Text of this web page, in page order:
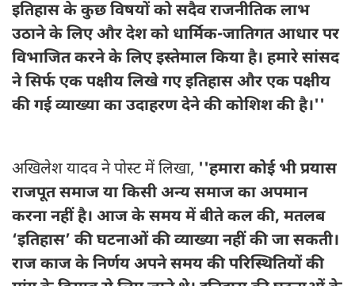
इतिहास के कुछ विषयों को सदैव राजनीतिक लाभ
उठाने के लिए और देश को धार्मिक-जातिगत आधार पर
विभाजित करने के लिए इस्तेमाल किया है। हमारे सांसद
ने सिर्फ एक पक्षीय लिखे गए इतिहास और एक पक्षीय
की गई व्याख्या का उदाहरण देने की कोशिश की है।''
अखिलेश यादव ने पोस्ट में लिखा, ''हमारा कोई भी प्रयास
राजपूत समाज या किसी अन्य समाज का अपमान
करना नहीं है। आज के समय में बीते कल की, मतलब
‘इतिहास’ की घटनाओं की व्याख्या नहीं की जा सकती।
राज काज के निर्णय अपने समय की परिस्थितियों की